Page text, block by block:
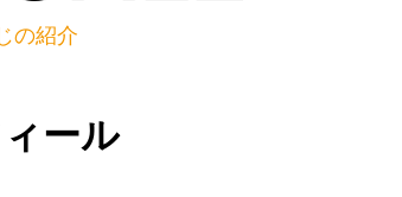
の紹介
ール